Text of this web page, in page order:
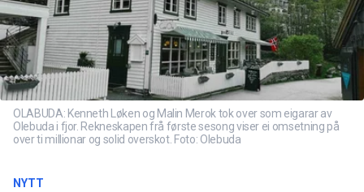
OLABUDA: Kenneth Løken og Malin Merok tok over som eigarar av
Olebuda i fjor. Rekneskapen frå første sesong viser ei omsetning på
over ti millionar og solid overskot. Foto: Olebuda
NYTT